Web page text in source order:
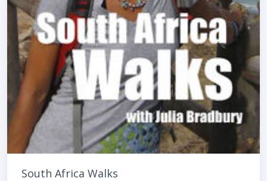
South Africa Walks